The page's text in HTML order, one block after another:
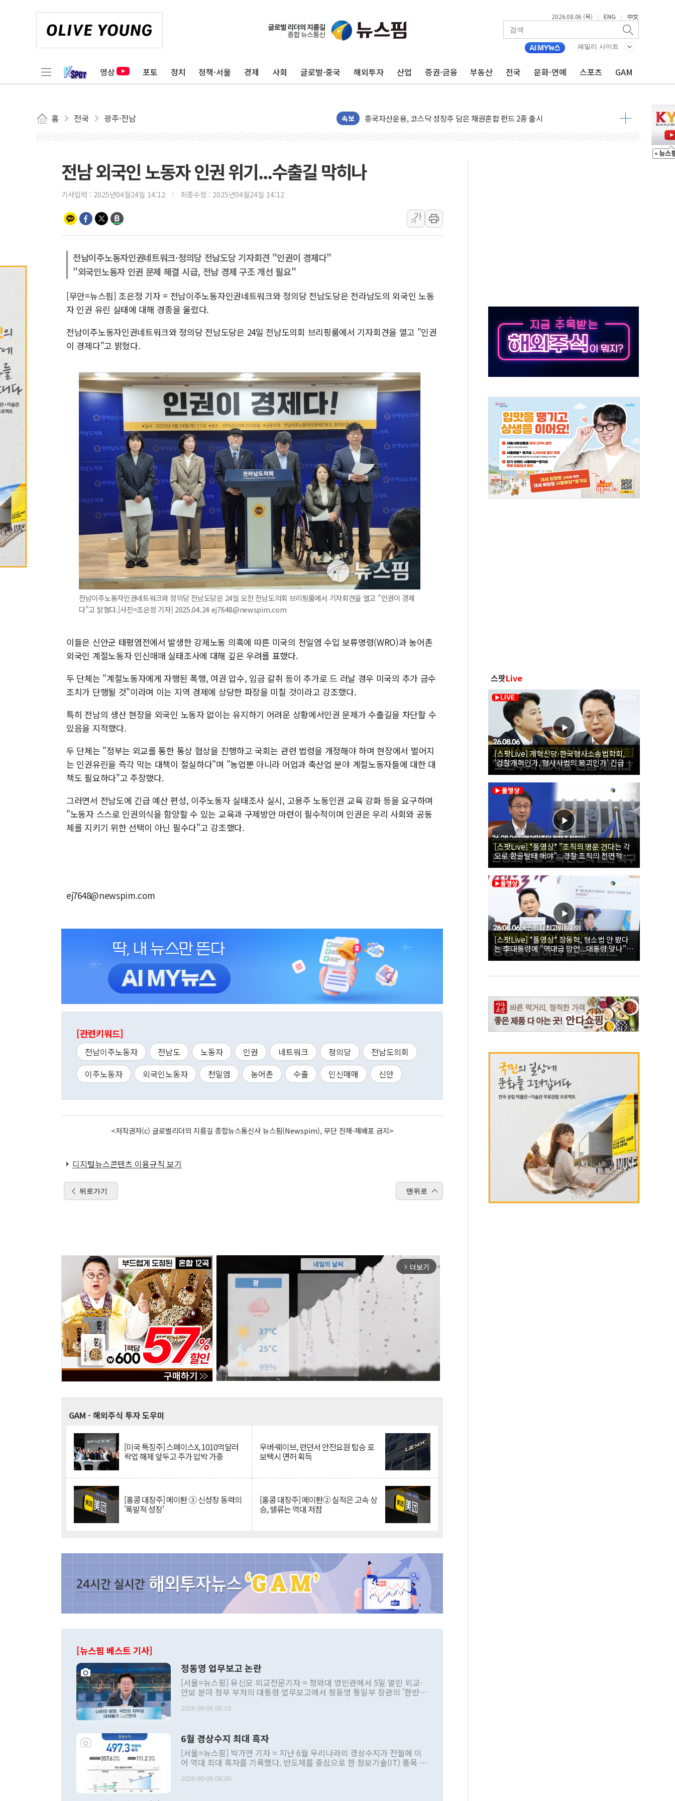
2026.08.06 (목) | ENG | 中文
패밀리 사이트
영상 포토 정치 정책·서울 경제 사회 글로벌·중국 해외투자 산업 증권·금융 부동산 전국 문화·연예 스포츠 GAM
홈 전국 광주·전남 속보
[K메이커] 코셔에서 할랄까지…대상, 종가가 넘은 건 국경 아닌 '식문화 장벽'
[특징주] 비철금속 업종 11% 급등…구리 가격 상승 전망 부각
외국인 돌아왔지만 …'삼전·하이닉스'는 사고 급등주는 팔았다
"월가 큰손들을 털어라" 동시다발 해킹 공격...이번에도 이란 작품?
반도체 대형주 급락에 코스피 4%↓…매도 사이드카 발동
LGU+, 국내 IDaaS 최초 클라우드 보안인증 획득
환율 100원 빠지면 현대차 영업익 2.2조 증발...하반기 '환율 역풍' 우려
삼성전자, FMS 2026서 차세대 AI 메모리 기술력 과시
일 안 하고 '초과근무 수당' 챙긴 경찰관 2명 송치
토마토시스템 조길주·이강찬 대표, 자사주 매수
[특징주] 고려아연, 상반기 최대 실적에 13%대 급등
전남 외국인 노동자 인권 위기...수출길 막히나
기사입력 : 2025년04월24일 14:12 최종수정 : 2025년04월24일 14:12
가
가
전남이주노동자인권네트워크·정의당 전남도당 기자회견 "인권이 경제다"
"외국인노동자 인권 문제 해결 시급, 전남 경제 구조 개선 필요"
[무안=뉴스핌] 조은정 기자 = 전남이주노동자인권네트워크와 정의당 전남도당은 전라남도의 외국인 노동
자 인권 유린 실태에 대해 경종을 울렸다.
전남이주노동자인권네트워크와 정의당 전남도당은 24일 전남도의회 브리핑룸에서 기자회견을 열고 "인권
이 경제다"고 밝혔다.
전남이주노동자인권네트워크와 정의당 전남도당은 24일 오전 전남도의회 브리핑룸에서 기자회견을 열고 "인권이 경제
다"고 밝혔다.[사진=조은정 기자] 2025.04.24 ej7648@newspim.com
이들은 신안군 태평염전에서 발생한 강제노동 의혹에 따른 미국의 천일염 수입 보류명령(WRO)과 농어촌
외국인 계절노동자 인신매매 실태조사에 대해 깊은 우려를 표했다.
두 단체는 "계절노동자에게 자행된 폭행, 여권 압수, 임금 갈취 등이 추가로 드 러날 경우 미국의 추가 금수
조치가 단행될 것"이라며 이는 지역 경제에 상당한 파장을 미칠 것이라고 강조했다.
특히 전남의 생산 현장을 외국인 노동자 없이는 유지하기 어려운 상황에서인권 문제가 수출길을 차단할 수
있음을 지적했다.
두 단체는 "정부는 외교를 통한 통상 협상을 진행하고 국회는 관련 법령을 개정해야 하며 현장에서 벌어지
는 인권유린을 즉각 막는 대책이 절실하다"며 "농업뿐 아니라 어업과 축산업 분야 계절노동자들에 대한 대
책도 필요하다"고 주장했다.
그러면서 전남도에 긴급 예산 편성, 이주노동자 실태조사 실시, 고용주 노동인권 교육 강화 등을 요구하며
"노동자 스스로 인권의식을 함양할 수 있는 교육과 구제방안 마련이 필수적이며 인권은 우리 사회와 공동
체를 지키기 위한 선택이 아닌 필수다"고 강조했다.
ej7648@newspim.com
[관련키워드]
전남이주노동자 전남도 노동자 인권 네트워크 정의당
전남도의회
이주노동자
외국인노동자 천일염 농어촌 수출 인신매매 신안
<저작권자(c) 글로벌리더의 지름길 종합뉴스통신사 뉴스핌(Newspim), 무단 전재-재배포 금지>
디지털뉴스콘텐츠 이용규칙 보기
뒤로가기 맨위로
arrow_forward_ios 더보기
GAM - 해외주식 투자 도우미
[미국 특징주] 스페이스X, 1010억달러
락업 해제 앞두고 주가 압박 가중
우버·웨이브, 런던서 안전요원 탑승 로
보택시 면허 획득
[홍콩 대장주] 메이퇀 ③ 신성장 동력의
'폭발적 성장'
[홍콩 대장주] 메이퇀② 실적은 고속 상
승, 밸류는 역대 저점
[뉴스핌 베스트 기사]
정동영 업무보고 논란
[서울=뉴스핌] 유신모 외교전문기자 = 청와대 영빈관에서 5일 열린 외교·
안보 분야 정부 부처의 대통령 업무보고에서 정동영 통일부 장관의 '한반도
발언 중에는 정부 내 조율을 거치지 않은 사안을 정책으로 추진하겠다고 공
주의적 희망에 근거한 비현실적 구상'이라는 비판을 내놨다. 그동안 정 장
관의 대북 정책 관련 발언이 물의를 빚은 적은 여러 번 있지만 대통령과 유
관 부처 장관이 공개적으로 부정적 입장을 표명한 것은 이례적이다. 정 장
관의 무리한 대북 접근법과 월권을 제어해야 한다는 목소리도 높아지고 있
다. [정동영 통일부 장관이 지난달 23일 오후 서울 종로구 정부서울청사에
2026-08-06 06:10
6월 경상수지 최대 흑자
[서울=뉴스핌] 박가연 기자 = 지난 6월 우리나라의 경상수지가 전월에 이
어 역대 최대 흑자를 기록했다. 반도체를 중심으로 한 정보기술(IT) 품목 수
료=한국은행] 한국은행이 6일 발표한 '2026년 6월 국제수지(잠정)'에 따르
2026-08-06 08:00
스팟Live
[스팟Live] 개혁신당·한국형사소송법학회,
'검찰개혁인가, 형사사법의 붕괴인가' 긴급 세
미나｜26.08.06
[스팟Live] *풀영상* "조직의 명운 건다는 각
오로 환골탈태 해야"...경찰 조직의 전면적 쇄
신 촉구한 한병도 | 26.08.06 더불어민주당 정
책조정회의
[스팟Live] *풀영상* 장동혁, 형소법 안 봤다
는 李대통령에 "역대급 망언...대통령 맞나"｜
26.08.06 국민의힘 최고위원회의